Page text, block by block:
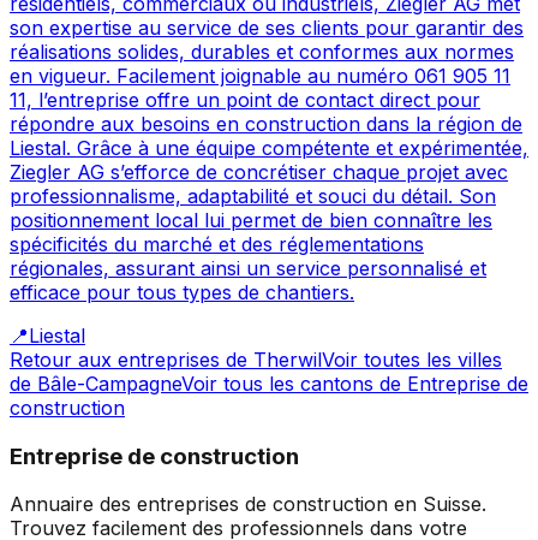
son expertise au service de ses clients pour garantir des
réalisations solides, durables et conformes aux normes
en vigueur. Facilement joignable au numéro 061 905 11
11, l’entreprise offre un point de contact direct pour
répondre aux besoins en construction dans la région de
Liestal. Grâce à une équipe compétente et expérimentée,
Ziegler AG s’efforce de concrétiser chaque projet avec
professionnalisme, adaptabilité et souci du détail. Son
positionnement local lui permet de bien connaître les
spécificités du marché et des réglementations
régionales, assurant ainsi un service personnalisé et
efficace pour tous types de chantiers.
📍Liestal
Retour aux entreprises de TherwilVoir toutes les villes
de Bâle-CampagneVoir tous les cantons de Entreprise de
construction
Entreprise de construction
Annuaire des entreprises de construction en Suisse.
Trouvez facilement des professionnels dans votre